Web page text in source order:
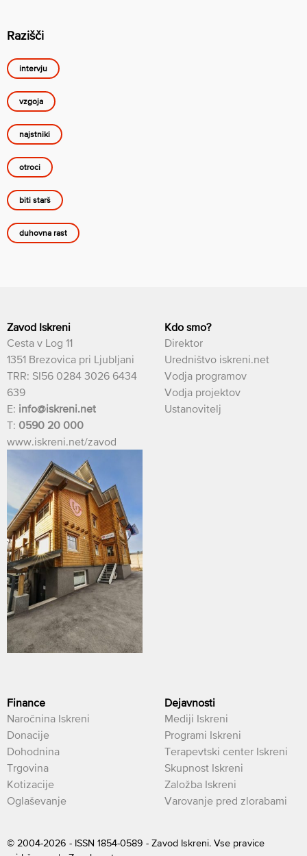
Razišči
intervju
vzgoja
najstniki
otroci
biti starš
duhovna rast
Zavod Iskreni
Cesta v Log 11
1351 Brezovica pri Ljubljani
TRR: SI56 0284 3026 6434
639
E: info@iskreni.net
T: 0590 20 000
www.iskreni.net/zavod
Kdo smo?
Direktor
Uredništvo iskreni.net
Vodja programov
Vodja projektov
Ustanovitelj
Finance
Naročnina Iskreni
Donacije
Dohodnina
Trgovina
Kotizacije
Oglaševanje
Dejavnosti
Mediji Iskreni
Programi Iskreni
Terapevtski center Iskreni
Skupnost Iskreni
Založba Iskreni
Varovanje pred zlorabami
© 2004-2026 - ISSN 1854-0589 - Zavod Iskreni. Vse pravice